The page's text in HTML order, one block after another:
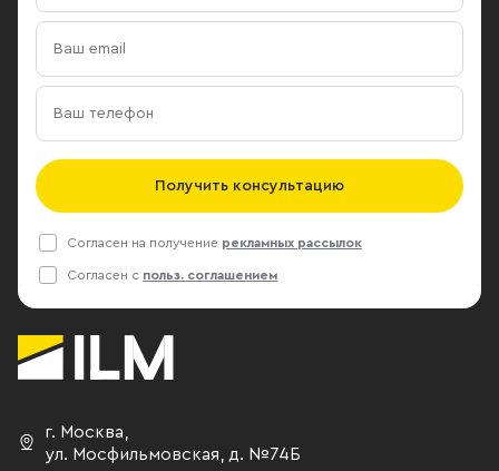
Получить консультацию
Согласен на получение рекламных рассылок
Согласен с польз. соглашением
г. Москва
ул. Мосфильмовская,
д. №74Б